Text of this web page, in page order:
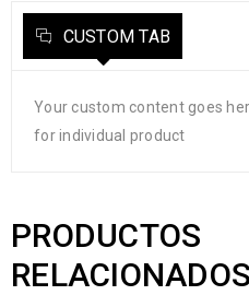
CUSTOM TAB
Your custom content goes
for individual product
PRODUCTOS
RELACIONADOS